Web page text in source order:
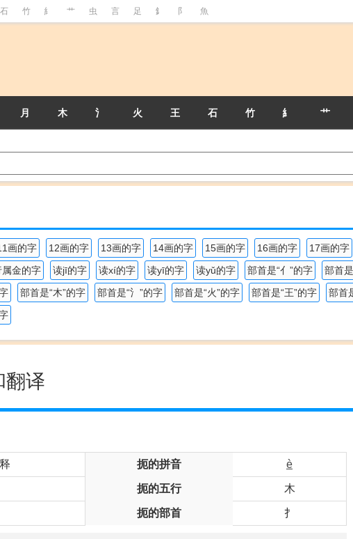
石 竹 糹 艹 虫 言 足 釒 阝 魚
月 木 氵 火 王 石 竹 糹 艹
画的字 12画的字 13画的字 14画的字 15画的字 16画的字 17画的字
属金的字 读jī的字 读xí的字 读yī的字 读yǔ的字 部首是“亻”的字 部首
部首是“木”的字 部首是“氵”的字 部首是“火”的字 部首是“王”的字 部首
翻译
扼的拼音 è
扼的五行 木
扼的部首 扌